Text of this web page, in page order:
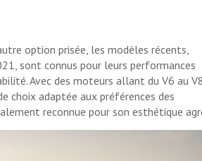
option prisée, les modèles récents,
sont connus pour leurs performances
Avec des moteurs allant du V6 au
choix adaptée aux préférences des
reconnue pour son esthétique